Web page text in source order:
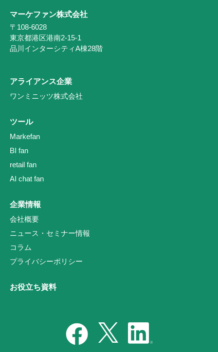
マーケファン株式会社
〒108-6028
東京都港区港南2-15-1
品川インターシティA棟28階
アライアンス企業
ワンミニッツ株式会社
ツール
Markefan
BI fan
retail fan
AI chat fan
企業情報
会社概要
ニュース・セミナー情報
コラム
プライバシーポリシー
お役立ち資料